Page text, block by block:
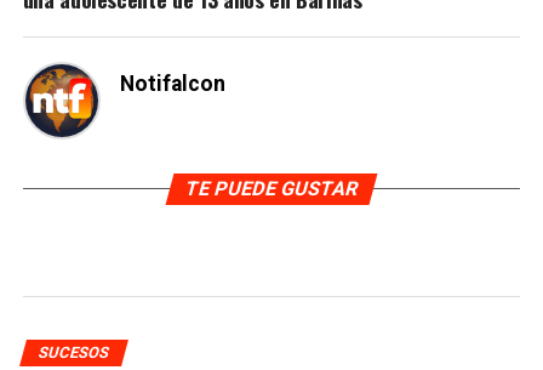
Notifalcon
TE PUEDE GUSTAR
SUCESOS